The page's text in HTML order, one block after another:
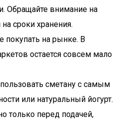
Обращайте внимание на
сроки хранения.
покупать на рынке. В
остается совсем мало
сметану с самым
или натуральный йогурт.
только перед подачей,